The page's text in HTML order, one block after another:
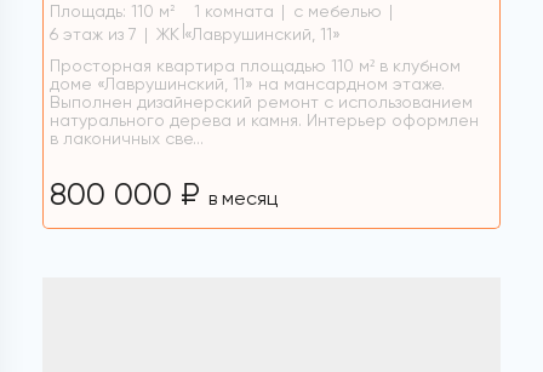
Площадь: 110 м 2 1 комната
с мебелью
6 этаж из 7
ЖК «Лаврушинский, 11»
Просторная квартира площадью 110 м² в клубном
доме «Лаврушинский, 11» на мансардном этаже.
Выполнен дизайнерский ремонт с использованием
натурального дерева и камня. Интерьер оформлен
в лаконичных све...
800 000 ₽ в месяц